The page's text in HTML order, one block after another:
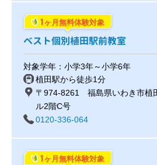
1 ヶ月無料体験対象
ベスト個別植田駅前教室
対象学年：小学3年～小学6年
植田駅から徒歩1分
〒974-8261 福島県いわき市植
ル2階C号
0120-336-064
1 ヶ月無料体験対象